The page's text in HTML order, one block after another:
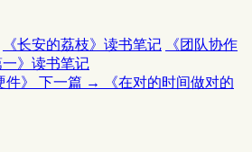
《长安的荔枝》读书笔记
《团队协作
一》读书笔记
》 下一篇 →
《在对的时间做对的